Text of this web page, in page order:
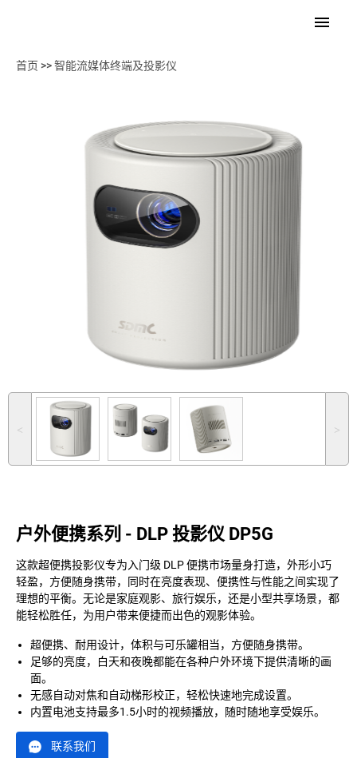
首页 >>智能流媒体终端及投影仪
˂ ˃
户外便携系列 - DLP 投影仪 DP5G
这款超便携投影仪专为入门级 DLP 便携市场量身打造，外形小巧
轻盈，方便随身携带，同时在亮度表现、便携性与性能之间实现了
理想的平衡。无论是家庭观影、旅行娱乐，还是小型共享场景，都
能轻松胜任，为用户带来便捷而出色的观影体验。
超便携、耐用设计，体积与可乐罐相当，方便随身携带。
足够的亮度，白天和夜晚都能在各种户外环境下提供清晰的画
面。
无感自动对焦和自动梯形校正，轻松快速地完成设置。
内置电池支持最多1.5小时的视频播放，随时随地享受娱乐。
联系我们